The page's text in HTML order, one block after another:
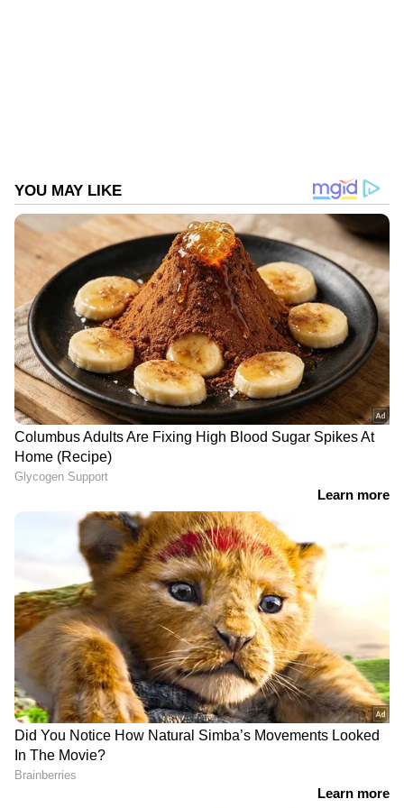
DOWNLOAD APP
മുതൽ
Mollywood newsവരെ എല്ലാEntertainment
ഒരൊറ്റ ക്ലിക്കിൽ. എപ്പോഴും
എവിടെയും എന്റർടൈൻമെന്റിന്റെ
താളത്തിൽ ചേരാൻഏഷ്യാനെറ്റ് ന്യൂസ്
മലയാളം വാർത്തകൾ